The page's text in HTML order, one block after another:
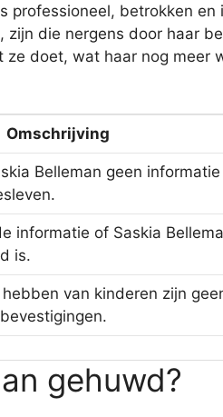
professioneel, betrokken
zijn die nergens door haar
ze doet, wat haar nog meer
Omschrijving
Belleman geen
informatie of Saskia
is.
van kinderen zijn
gehuwd?